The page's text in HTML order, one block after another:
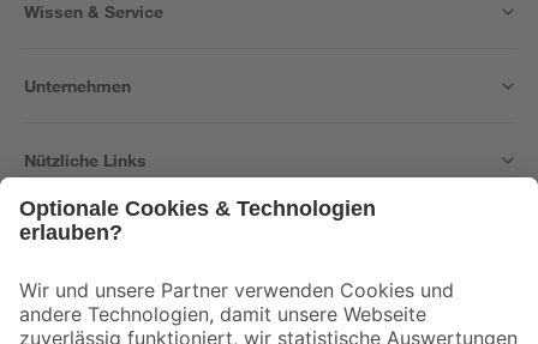
Wissen & Service
Unternehmen
Nützliche Links
Der toom Newsletter: Keine Angebote und Aktionen mehr verpassen!